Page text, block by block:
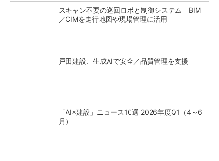
スキャン不要の巡回ロボと制御システム BIM
／CIMを走行地図や現場管理に活用
戸田建設、生成AIで安全／品質管理を支援
「AI×建設」ニュース10選 2026年度Q1（4～6
月）